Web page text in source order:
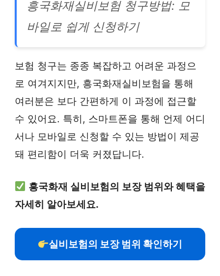
흥국화재실비보험 청구방법: 모
바일로 쉽게 신청하기
보험 청구는 종종 복잡하고 어려운 과정으
로 여겨지지만, 흥국화재실비보험을 통해
여러분은 보다 간편하게 이 과정에 접근할
수 있어요. 특히, 스마트폰을 통해 언제 어디
서나 모바일로 신청할 수 있는 방법이 제공
돼 편리함이 더욱 커졌답니다.
흥국화재 실비보험의 보장 범위와 혜택을
자세히 알아보세요.
실비보험의 보장 범위 확인하기